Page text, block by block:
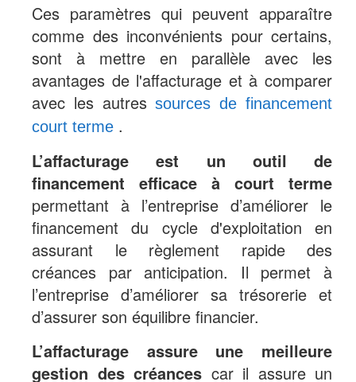
Ces paramètres qui peuvent apparaître
comme des inconvénients pour certains,
sont à mettre en parallèle avec les
avantages de l'affacturage et à comparer
avec les autressources de financement
court terme .
L’affacturage est un outil de
financement efficace à court terme
permettant à l’entreprise d’améliorer le
financement du cycle d'exploitation en
assurant le règlement rapide des
créances par anticipation. Il permet à
l’entreprise d’améliorer sa trésorerie et
d’assurer son équilibre financier.
L’affacturage assure une meilleure
gestion des créances car il assure un